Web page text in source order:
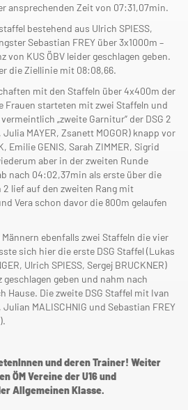
ansprechenden Zeit von 07:31,07min.
bestehend aus Ulrich SPIESS,
Sebastian FREY über 3x1000m –
von KUS ÖBV leider geschlagen geben.
die Ziellinie mit 08:08,66.
mit den Staffeln über 4x400m der
Frauen starteten mit zwei Staffeln und
„zweite Garnitur“ der DSG 2
Julia MAYER, Zsanett MOGOR) knapp vor
Emilie GENIS, Sarah ZIMMER, Sigrid
aber in der zweiten Runde
nach 04:02,37min als erste über die
2 lief auf den zweiten Rang mit
Vera schon davor die 800m gelaufen
ebenfalls zwei Staffeln die vier
sich hier die erste DSG Staffel (Lukas
Ulrich SPIESS, Sergej BRUCKNER)
geben und nahm nach
Hause. Die zweite DSG Staffel mit Ivan
Julian MALISCHNIG und Sebastian FREY
und deren Trainer! Weiter
ÖM Vereine der U16 und
Allgemeinen Klasse.